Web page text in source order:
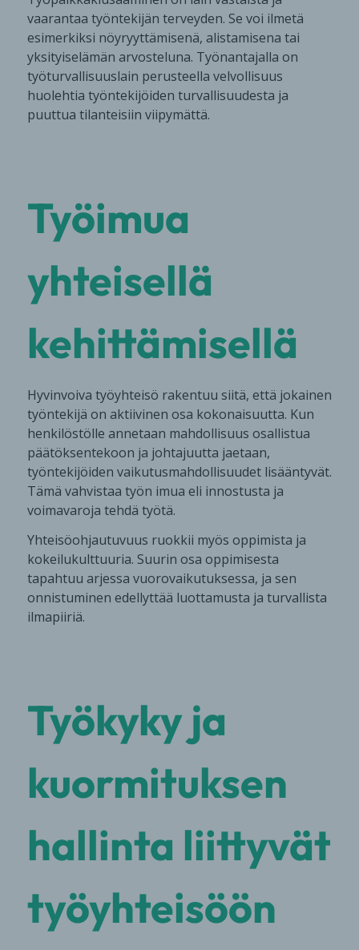
vaarantaa työntekijän terveyden. Se voi ilmetä
esimerkiksi nöyryyttämisenä, alistamisena tai
yksityiselämän arvosteluna. Työnantajalla on
työturvallisuuslain perusteella velvollisuus
huolehtia työntekijöiden turvallisuudesta ja
puuttua tilanteisiin viipymättä.
Työimua
yhteisellä
kehittämisellä
Hyvinvoiva työyhteisö rakentuu siitä, että jokainen
työntekijä on aktiivinen osa kokonaisuutta. Kun
henkilöstölle annetaan mahdollisuus osallistua
päätöksentekoon ja johtajuutta jaetaan,
työntekijöiden vaikutusmahdollisuudet lisääntyvät.
Tämä vahvistaa työn imua eli innostusta ja
voimavaroja tehdä työtä.
Yhteisöohjautuvuus ruokkii myös oppimista ja
kokeilukulttuuria. Suurin osa oppimisesta
tapahtuu arjessa vuorovaikutuksessa, ja sen
onnistuminen edellyttää luottamusta ja turvallista
ilmapiiriä.
Työkyky ja
kuormituksen
hallinta liittyvät
työyhteisöön